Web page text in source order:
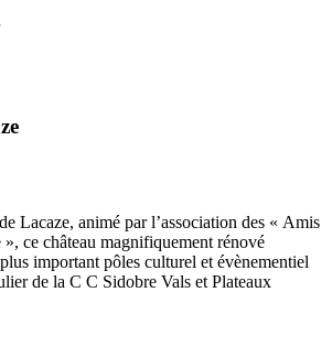
Lacaze, animé par l’association des « Amis
ce château magnifiquement rénové
important pôles culturel et évènementiel
de la C C Sidobre Vals et Plateaux